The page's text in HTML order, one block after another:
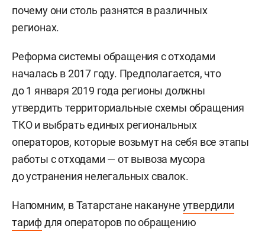
почему они столь разнятся в различных
регионах.
Реформа системы обращения с отходами
началась в 2017 году. Предполагается, что
до 1 января 2019 года регионы должны
утвердить территориальные схемы обращения
ТКО и выбрать единых региональных
операторов, которые возьмут на себя все этапы
работы с отходами — от вывоза мусора
до устранения нелегальных свалок.
Напомним, в Татарстане накануне утвердили
тарифдля операторов по обращению